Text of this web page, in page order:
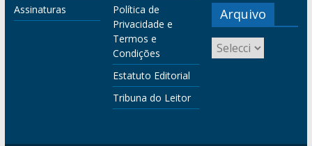
Assinaturas
Política de
Privacidade e
Termos e
Condições
Estatuto Editorial
Tribuna do Leitor
Arquivo